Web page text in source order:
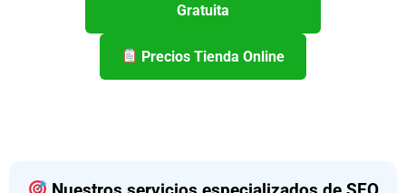
Gratuita
Precios Tienda Online